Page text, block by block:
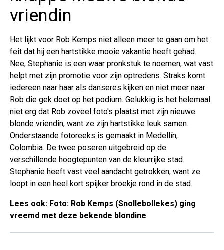
vriendin
Het lijkt voor Rob Kemps niet alleen meer te gaan om het
feit dat hij een hartstikke mooie vakantie heeft gehad.
Nee, Stephanie is een waar pronkstuk te noemen, wat vast
helpt met zijn promotie voor zijn optredens. Straks komt
iedereen naar haar als danseres kijken en niet meer naar
Rob die gek doet op het podium. Gelukkig is het helemaal
niet erg dat Rob zoveel foto's plaatst met zijn nieuwe
blonde vriendin, want ze zijn hartstikke leuk samen.
Onderstaande fotoreeks is gemaakt in Medellín,
Colombia. De twee poseren uitgebreid op de
verschillende hoogtepunten van de kleurrijke stad.
Stephanie heeft vast veel aandacht getrokken, want ze
loopt in een heel kort spijker broekje rond in de stad.
Lees ook: Foto: Rob Kemps (Snollebollekes) ging
vreemd met deze bekende blondine